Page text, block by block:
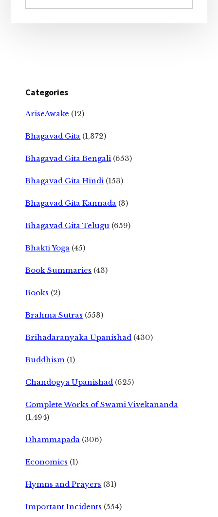
website
Categories
AriseAwake (12)
Bhagavad Gita (1,372)
Bhagavad Gita Bengali (653)
Bhagavad Gita Hindi (153)
Bhagavad Gita Kannada (3)
Bhagavad Gita Telugu (659)
Bhakti Yoga (45)
Book Summaries (43)
Books (2)
Brahma Sutras (553)
Brihadaranyaka Upanishad (430)
Buddhism (1)
Chandogya Upanishad (625)
Complete Works of Swami Vivekananda
(1,494)
Dhammapada (306)
Economics (1)
Hymns and Prayers (31)
Important Incidents (554)